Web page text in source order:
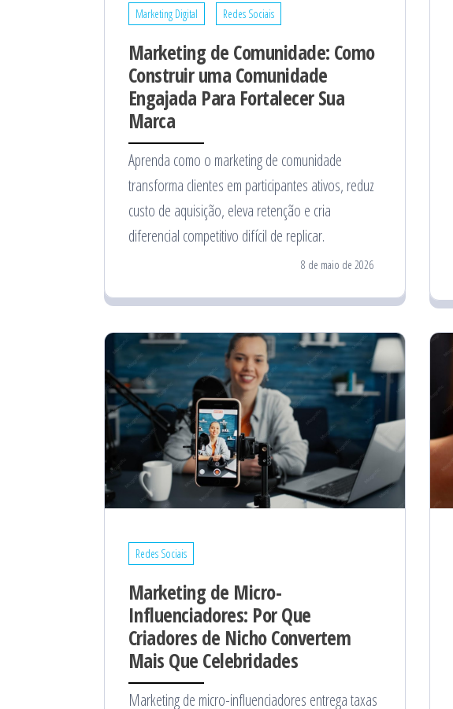
Marketing Digital Redes Sociais
Marketing de Comunidade: Como
Construir uma Comunidade
Engajada Para Fortalecer Sua
Marca
Aprenda como o marketing de comunidade
transforma clientes em participantes ativos, reduz
custo de aquisição, eleva retenção e cria
diferencial competitivo difícil de replicar.
8 de maio de 2026
Redes Sociais
Marketing de Micro-
Influenciadores: Por Que
Criadores de Nicho Convertem
Mais Que Celebridades
Marketing de micro-influenciadores entrega taxas